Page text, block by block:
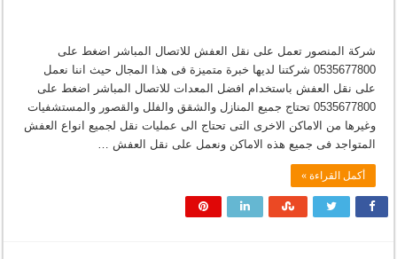
شركة المنصور تعمل على نقل العفش للاتصال المباشر اضغط على
0535677800 شركتنا لديها خبرة متميزة فى هذا المجال حيث اننا نعمل
على نقل العفش باستخدام افضل المعدات للاتصال المباشر اضغط على
0535677800 تحتاج جميع المنازل والشقق والفلل والقصور والمستشفيات
وغيرها من الاماكن الاخرى التى تحتاج الى عمليات نقل لجميع انواع العفش
المتواجد فى جميع هذه الاماكن ونعمل على نقل العفش …
أكمل القراءة »